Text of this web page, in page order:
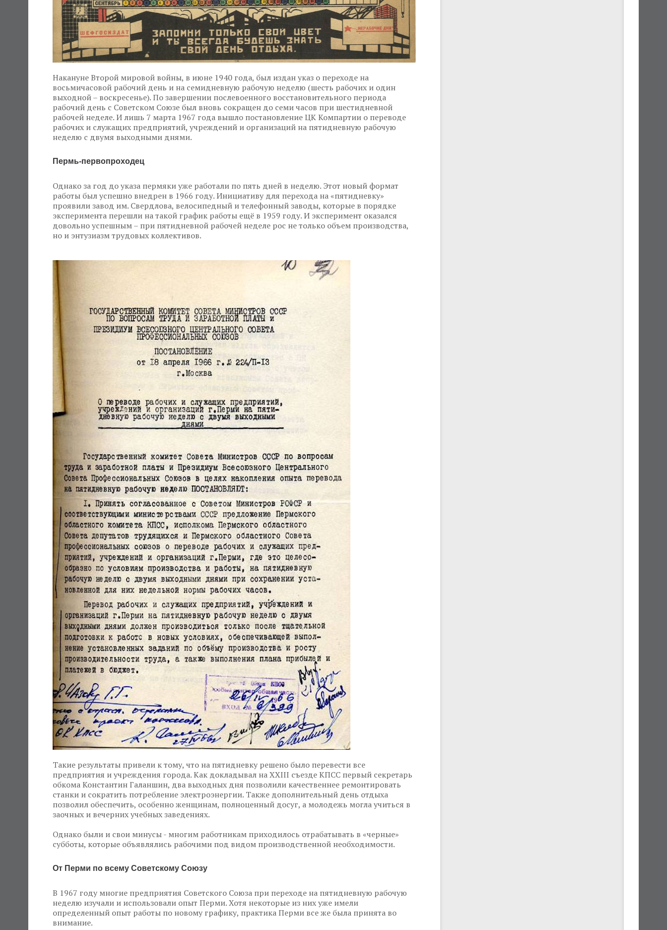
Накануне Второй мировой войны, в июне 1940 года, был издан указ о переходе на
восьмичасовой рабочий день и на семидневную рабочую неделю (шесть рабочих и один
выходной – воскресенье). По завершении послевоенного восстановительного периода
рабочий день с Советском Союзе был вновь сокращен до семи часов при шестидневной
рабочей неделе. И лишь 7 марта 1967 года вышло постановление ЦК Компартии о переводе
рабочих и служащих предприятий, учреждений и организаций на пятидневную рабочую
неделю с двумя выходными днями.
Пермь-первопроходец
Однако за год до указа пермяки уже работали по пять дней в неделю. Этот новый формат
работы был успешно внедрен в 1966 году. Инициативу для перехода на «пятидневку»
проявили завод им. Свердлова, велосипедный и телефонный заводы, которые в порядке
эксперимента перешли на такой график работы ещё в 1959 году. И эксперимент оказался
довольно успешным – при пятидневной рабочей неделе рос не только объем производства,
но и энтузиазм трудовых коллективов.
Такие результаты привели к тому, что на пятидневку решено было перевести все
предприятия и учреждения города. Как докладывал на XXIII съезде КПСС первый секретарь
обкома Константин Галаншин, два выходных дня позволили качественнее ремонтировать
станки и сократить потребление электроэнергии. Также дополнительный день отдыха
позволил обеспечить, особенно женщинам, полноценный досуг, а молодежь могла учиться в
заочных и вечерних учебных заведениях.
Однако были и свои минусы - многим работникам приходилось отрабатывать в «черные»
субботы, которые объявлялись рабочими под видом производственной необходимости.
От Перми по всему Советскому Союзу
В 1967 году многие предприятия Советского Союза при переходе на пятидневную рабочую
неделю изучали и использовали опыт Перми. Хотя некоторые из них уже имели
определенный опыт работы по новому графику, практика Перми все же была принята во
внимание.